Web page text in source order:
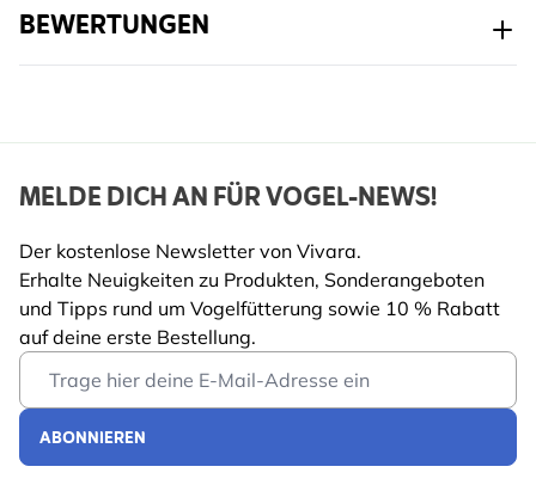
Haubenmeise,
Rotkehlchen, Singdrossel,
Star, Zaunkönig, Amsel
BEWERTUNGEN
MELDE DICH AN FÜR VOGEL-NEWS!
Der kostenlose Newsletter von Vivara.
Erhalte Neuigkeiten zu Produkten, Sonderangeboten
und Tipps rund um Vogelfütterung sowie 10 % Rabatt
auf deine erste Bestellung.
Email Address
ABONNIEREN